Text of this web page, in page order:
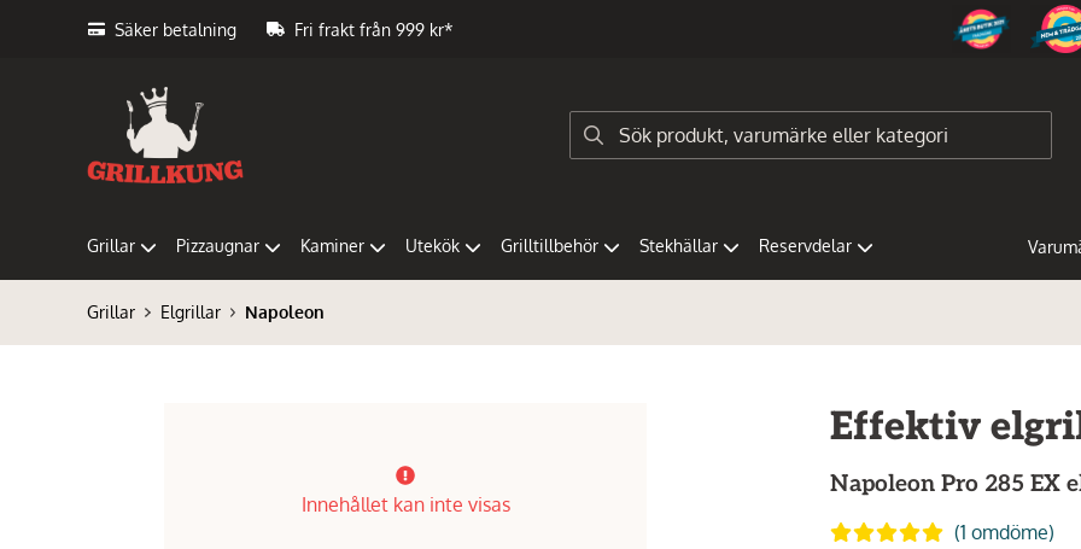
Säker betalning Fri frakt från 999 kr*
Grillar Pizzaugnar Kaminer Utekök Grilltillbehör Stekhällar Reservdelar
Grillar Elgrillar Napoleon
Innehållet kan inte visas
Effektiv
Napoleon Pro 285 EX
(1 omdöme)